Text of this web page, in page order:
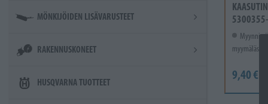
MÖNKIJÖIDEN LISÄVARUSTEET
RAKENNUSKONEET
HUSQVARNA TUOTTEET
KAASUTIN
myymälässä.
9,40 €